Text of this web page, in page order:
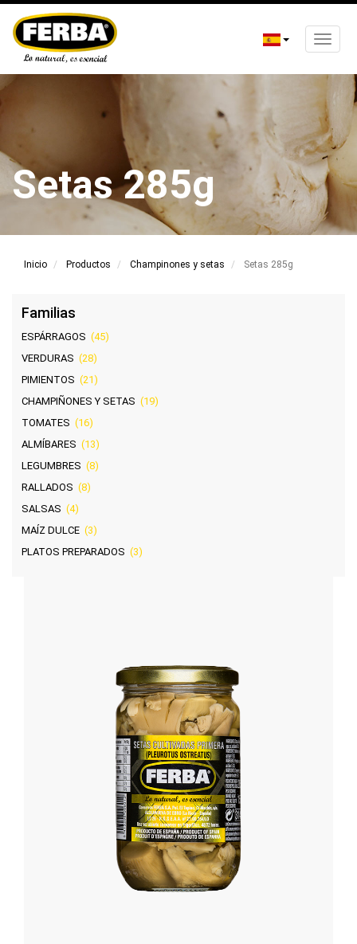
Pasar
al
contenido
Toggle
Setas 285g
Inicio Productos Champinones y setas Setas 285g
Familias
ESPÁRRAGOS (45)
VERDURAS (28)
PIMIENTOS (21)
CHAMPIÑONES Y SETAS (19)
TOMATES (16)
ALMÍBARES (13)
LEGUMBRES (8)
RALLADOS (8)
SALSAS (4)
MAÍZ DULCE (3)
PLATOS PREPARADOS (3)